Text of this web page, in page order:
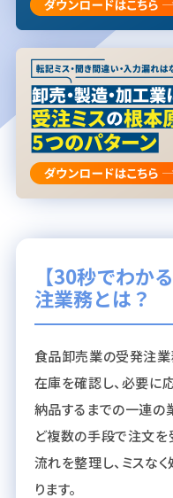
【30秒でわか
注業務とは？
食品卸売業の受発注業
在庫を確認し、必要に
納品するまでの一連の
ど複数の手段で注文を
流れを整理し、ミスな
ります。